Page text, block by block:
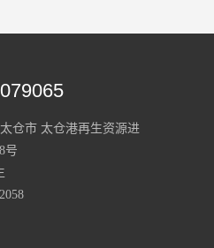
仓市 太仓港再生资源进
号